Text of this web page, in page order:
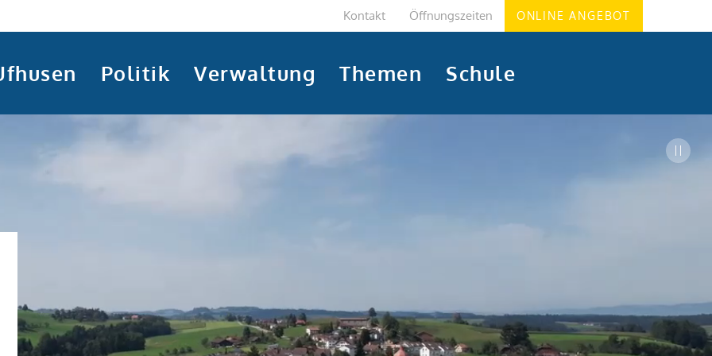
Kontakt Öffnungszeiten ONLINE ANGEBOT
Politik Verwaltung Themen Schule